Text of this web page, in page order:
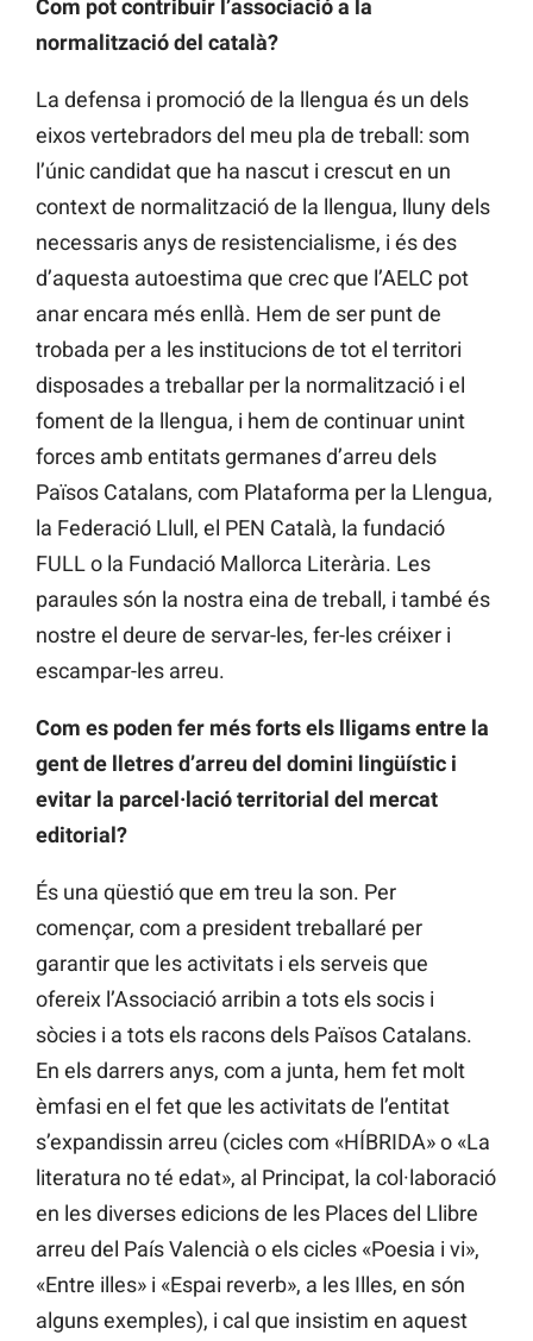
Com pot contribuir l’associació a la
normalització del català?
La defensa i promoció de la llengua és un dels
eixos vertebradors del meu pla de treball: som
l’únic candidat que ha nascut i crescut en un
context de normalització de la llengua, lluny dels
necessaris anys de resistencialisme, i és des
d’aquesta autoestima que crec que l’AELC pot
anar encara més enllà. Hem de ser punt de
trobada per a les institucions de tot el territori
disposades a treballar per la normalització i el
foment de la llengua, i hem de continuar unint
forces amb entitats germanes d’arreu dels
Països Catalans, com Plataforma per la Llengua,
la Federació Llull, el PEN Català, la fundació
FULL o la Fundació Mallorca Literària. Les
paraules són la nostra eina de treball, i també és
nostre el deure de servar-les, fer-les créixer i
escampar-les arreu.
Com es poden fer més forts els lligams entre la
gent de lletres d’arreu del domini lingüístic i
evitar la parcel·lació territorial del mercat
editorial?
És una qüestió que em treu la son. Per
començar, com a president treballaré per
garantir que les activitats i els serveis que
ofereix l’Associació arribin a tots els socis i
sòcies i a tots els racons dels Països Catalans.
En els darrers anys, com a junta, hem fet molt
èmfasi en el fet que les activitats de l’entitat
s’expandissin arreu (cicles com «HÍBRIDA» o «La
literatura no té edat», al Principat, la col·laboració
en les diverses edicions de les Places del Llibre
arreu del País Valencià o els cicles «Poesia i vi»,
«Entre illes» i «Espai reverb», a les Illes, en són
alguns exemples), i cal que insistim en aquest